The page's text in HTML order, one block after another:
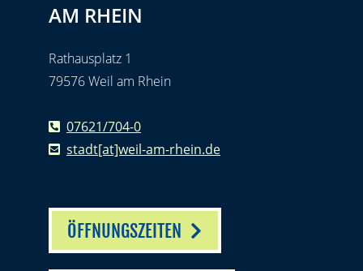
AM RHEIN
Rathausplatz 1
79576 Weil am Rhein
07621/704-0
stadt[at]weil-am-rhein.de
ÖFFNUNGSZEITEN